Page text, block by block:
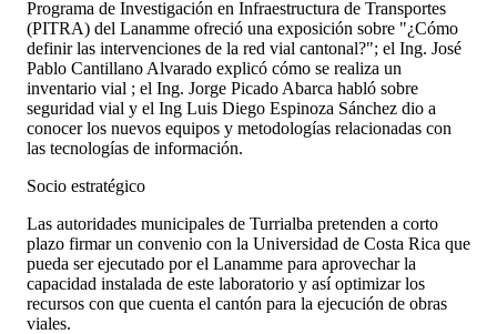
Programa de Investigación en Infraestructura de Transportes
(PITRA) del Lanamme ofreció una exposición sobre "¿Cómo
definir las intervenciones de la red vial cantonal?"; el Ing. José
Pablo Cantillano Alvarado explicó cómo se realiza un
inventario vial ; el Ing. Jorge Picado Abarca habló sobre
seguridad vial y el Ing Luis Diego Espinoza Sánchez dio a
conocer los nuevos equipos y metodologías relacionadas con
las tecnologías de información.
Socio estratégico
Las autoridades municipales de Turrialba pretenden a corto
plazo firmar un convenio con la Universidad de Costa Rica que
pueda ser ejecutado por el Lanamme para aprovechar la
capacidad instalada de este laboratorio y así optimizar los
recursos con que cuenta el cantón para la ejecución de obras
viales.